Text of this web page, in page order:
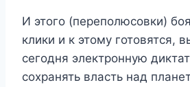
И этого (переполюсовки)
клики и к этому готовятся,
сегодня электронную
сохранять власть над